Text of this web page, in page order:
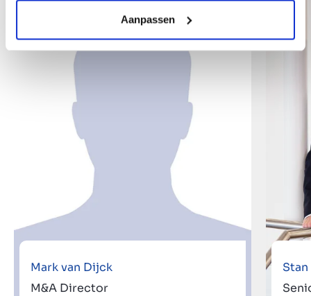
Aanpassen
Mark van Dijck
M&A Director